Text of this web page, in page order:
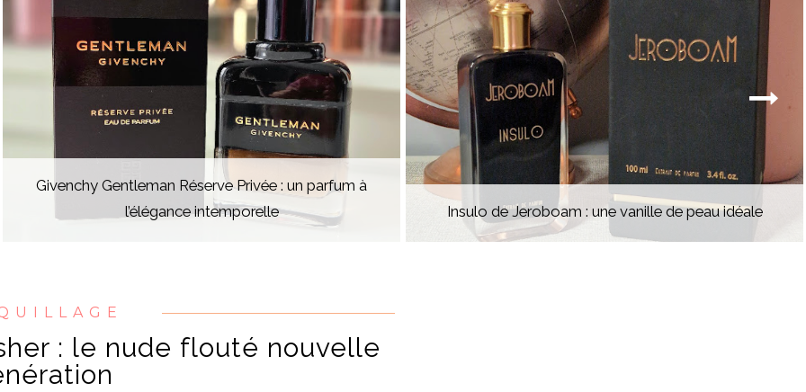
Givenchy Gentleman Réserve Privée : un parfum à
l’élégance intemporelle
Insulo de Jeroboam : une vanille de peau idéale
: le nude flouté nouvelle